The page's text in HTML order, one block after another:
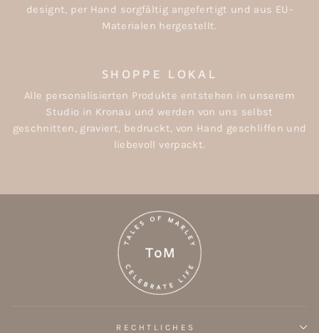
designt, per Hand sorgfältig angefertigt und aus EU-
Materialen hergestellt.
SHOPPE LOKAL
Alle personalisierten Produkte entstehen in unserem
Studio in Kronau und werden von uns selbst
geschnitten, graviert, bedruckt, von Hand geschliffen und
liebevoll verpackt.
RECHTLICHES